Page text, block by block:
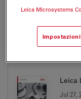
Leica
Jul 27,
Leica Microsystems